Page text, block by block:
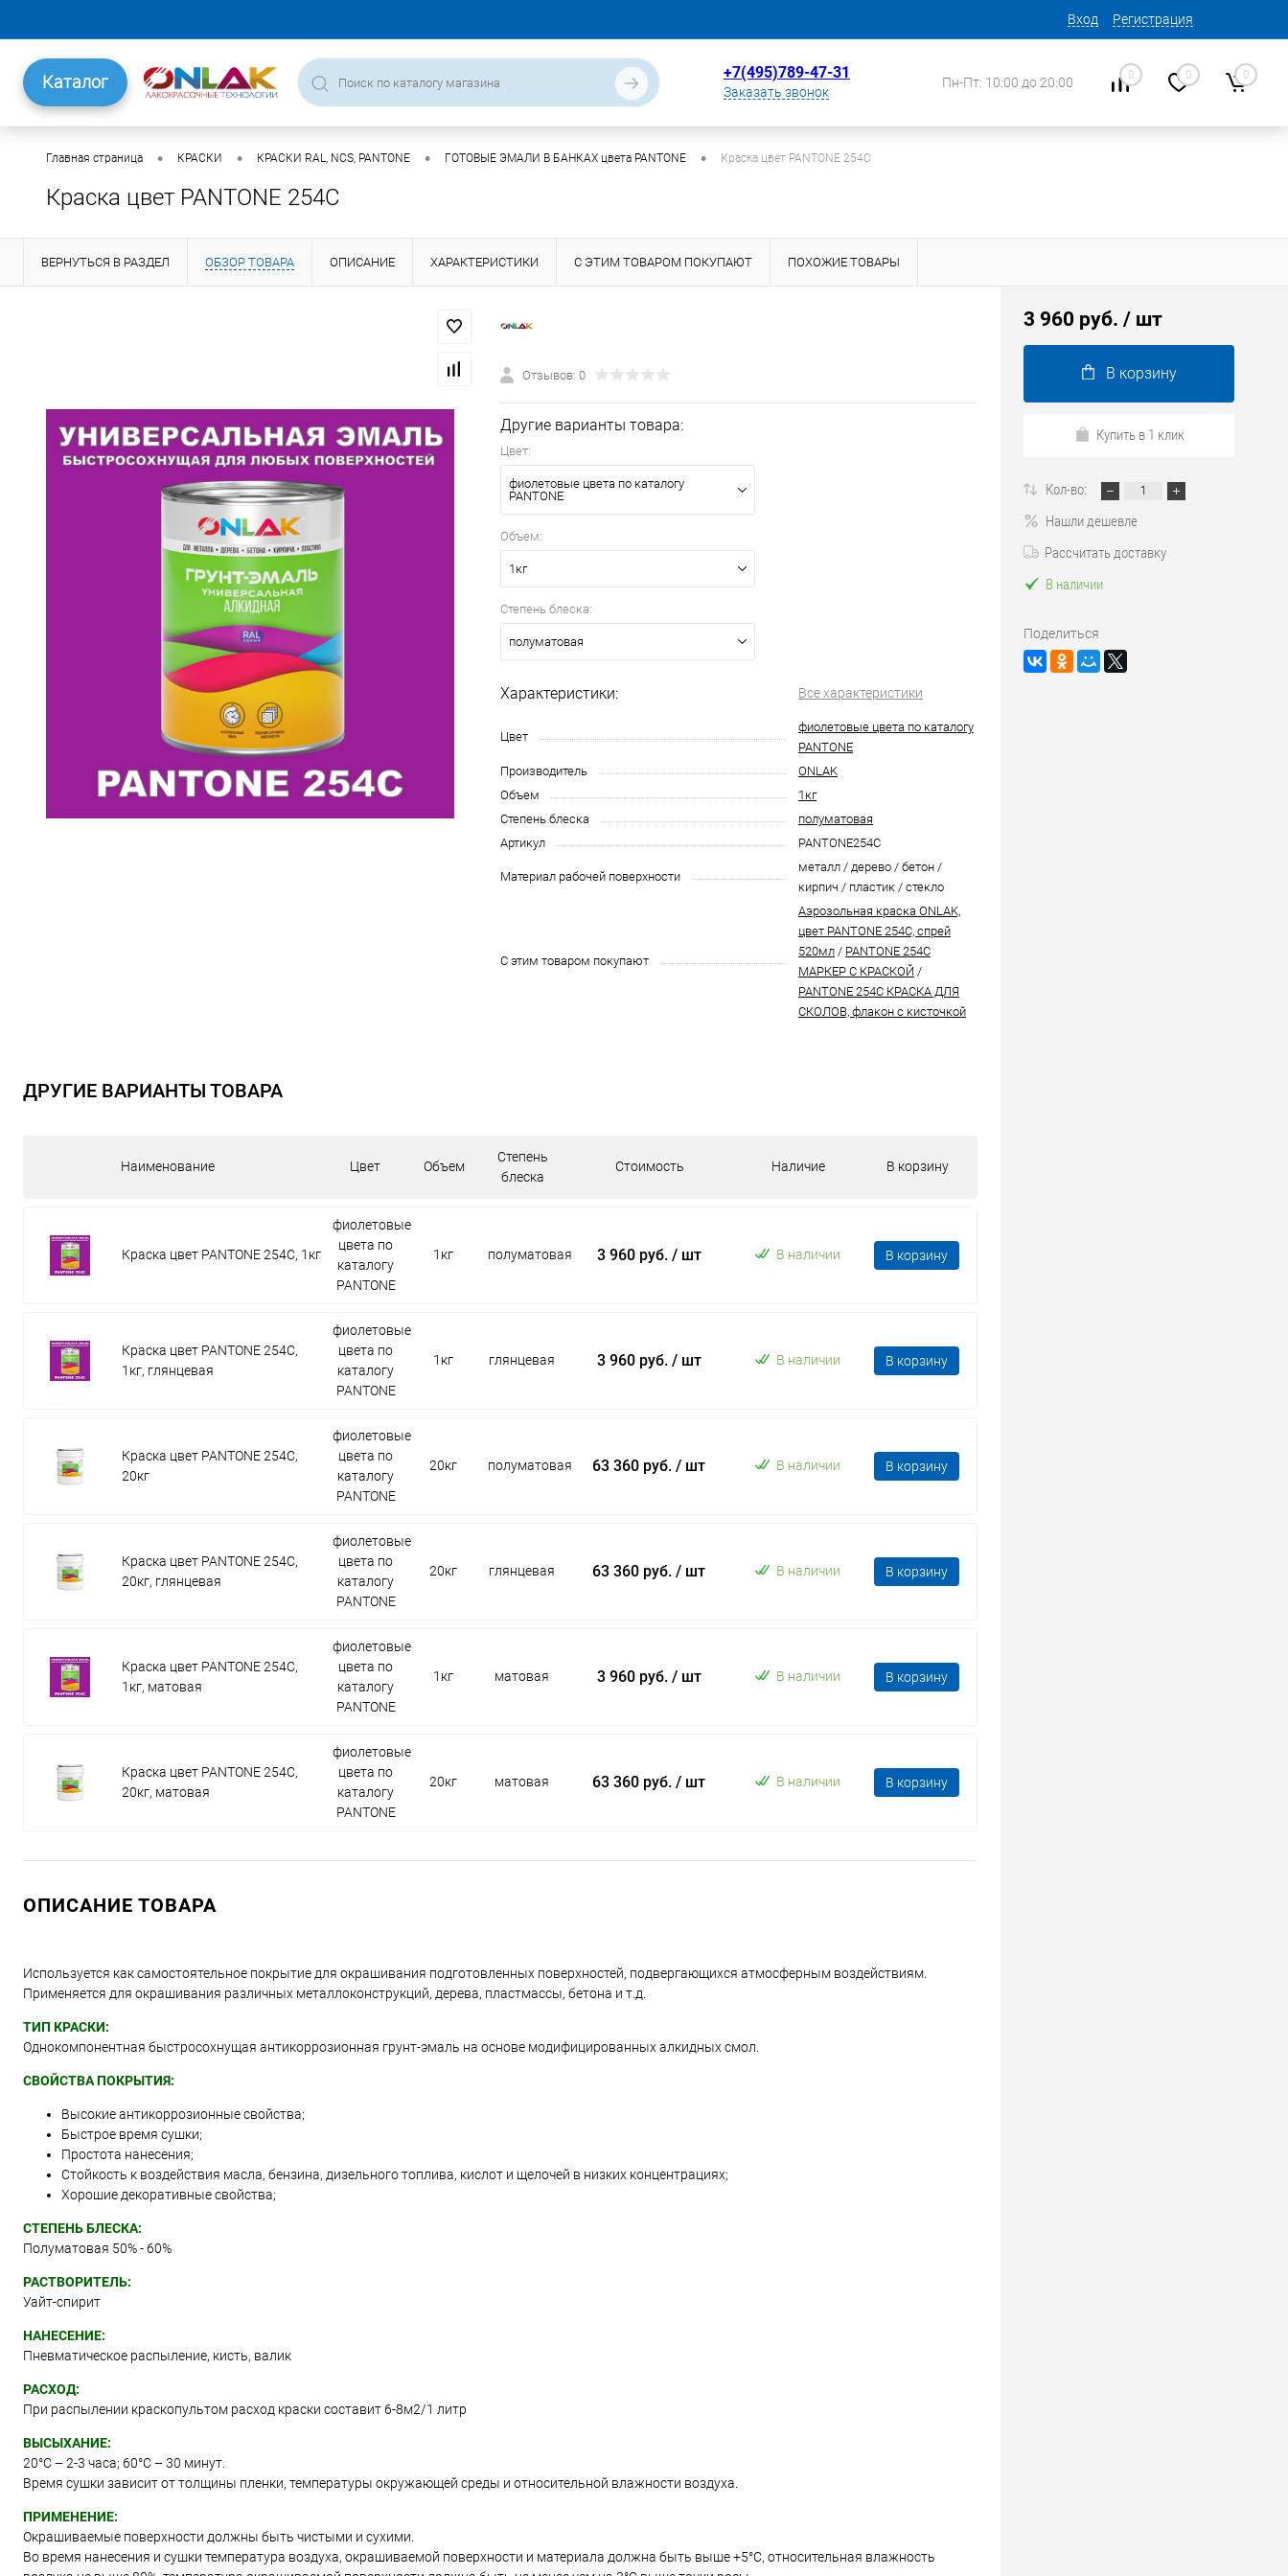
Вход Регистрация
Каталог +7(495)789-47-31
Заказать звонок
Пн-Пт: 10:00 до 20:00 0 0 0
Главная страница • КРАСКИ • КРАСКИ RAL, NCS, PANTONE • ГОТОВЫЕ ЭМАЛИ В БАНКАХ цвета PANTONE • Краска цвет PANTONE 254C
Краска цвет PANTONE 254C
ВЕРНУТЬСЯ В РАЗДЕЛ ОБЗОР ТОВАРА ОПИСАНИЕ ХАРАКТЕРИСТИКИ С ЭТИМ ТОВАРОМ ПОКУПАЮТ ПОХОЖИЕ ТОВАРЫ
Отзывов: 0
Другие варианты товара:
Цвет:
фиолетовые цвета по каталогу
PANTONE
Объем:
1кг
Степень блеска:
полуматовая
Характеристики: Все характеристики
Цвет
фиолетовые цвета по каталогу
PANTONE
Производитель
ONLAK
Объем
1кг
Степень блеска
полуматовая
Артикул
PANTONE254C
Материал рабочей поверхности
металл / дерево / бетон /
кирпич / пластик / стекло
С этим товаром покупают
Аэрозольная краска ONLAK,
цвет PANTONE 254C, спрей
520мл / PANTONE 254C
МАРКЕР С КРАСКОЙ /
PANTONE 254C КРАСКА ДЛЯ
СКОЛОВ, флакон с кисточкой
ДРУГИЕ ВАРИАНТЫ ТОВАРА
Наименование Цвет Объем
Степень
блеска
Стоимость Наличие В корзину
Краска цвет PANTONE 254C, 1кг
фиолетовые
цвета по
каталогу
PANTONE
1кг полуматовая 3 960 руб. / шт В наличии В корзину
Краска цвет PANTONE 254C,
1кг, глянцевая
фиолетовые
цвета по
каталогу
PANTONE
1кг глянцевая 3 960 руб. / шт В наличии В корзину
Краска цвет PANTONE 254C,
20кг
фиолетовые
цвета по
каталогу
PANTONE
20кг полуматовая 63 360 руб. / шт В наличии В корзину
Краска цвет PANTONE 254C,
20кг, глянцевая
фиолетовые
цвета по
каталогу
PANTONE
20кг глянцевая 63 360 руб. / шт В наличии В корзину
Краска цвет PANTONE 254C,
1кг, матовая
фиолетовые
цвета по
каталогу
PANTONE
1кг матовая 3 960 руб. / шт В наличии В корзину
Краска цвет PANTONE 254C,
20кг, матовая
фиолетовые
цвета по
каталогу
PANTONE
20кг матовая 63 360 руб. / шт В наличии В корзину
ОПИСАНИЕ ТОВАРА
Используется как самостоятельное покрытие для окрашивания подготовленных поверхностей, подвергающихся атмосферным воздействиям.
Применяется для окрашивания различных металлоконструкций, дерева, пластмассы, бетона и т.д.
ТИП КРАСКИ:
Однокомпонентная быстросохнущая антикоррозионная грунт-эмаль на основе модифицированных алкидных смол.
СВОЙСТВА ПОКРЫТИЯ:
Высокие антикоррозионные свойства;
Быстрое время сушки;
Простота нанесения;
Стойкость к воздействия масла, бензина, дизельного топлива, кислот и щелочей в низких концентрациях;
Хорошие декоративные свойства;
СТЕПЕНЬ БЛЕСКА:
Полуматовая 50% - 60%
РАСТВОРИТЕЛЬ:
Уайт-спирит
НАНЕСЕНИЕ:
Пневматическое распыление, кисть, валик
РАСХОД:
При распылении краскопультом расход краски составит 6-8м2/1 литр
ВЫСЫХАНИЕ:
20°С – 2-3 часа; 60°С – 30 минут.
Время сушки зависит от толщины пленки, температуры окружающей среды и относительной влажности воздуха.
ПРИМЕНЕНИЕ:
Окрашиваемые поверхности должны быть чистыми и сухими.
Во время нанесения и сушки температура воздуха, окрашиваемой поверхности и материала должна быть выше +5°C, относительная влажность
3 960 руб. / шт
В корзину
Купить в 1 клик
Кол-во:
Нашли дешевле
Рассчитать доставку
В наличии
Поделиться